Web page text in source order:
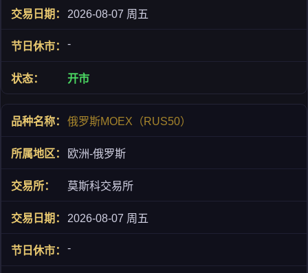
2026-08-07 周五
-
开市
俄罗斯MOEX（RUS50）
欧洲-俄罗斯
莫斯科交易所
2026-08-07 周五
-